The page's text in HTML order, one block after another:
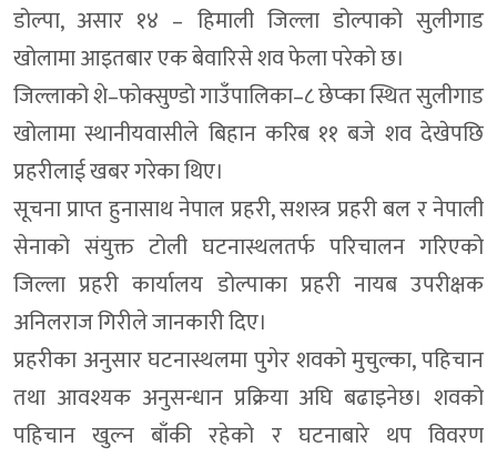
डोल्पा, असार १४ – हिमाली जिल्ला डोल्पाको सुलीगाड
खोलामा आइतबार एक बेवारिसे शव फेला परेको छ।
जिल्लाको शे–फोक्सुण्डो गाउँपालिका–८ छेप्का स्थित सुलीगाड
खोलामा स्थानीयवासीले बिहान करिब ११ बजे शव देखेपछि
प्रहरीलाई खबर गरेका थिए।
सूचना प्राप्त हुनासाथ नेपाल प्रहरी, सशस्त्र प्रहरी बल र नेपाली
सेनाको संयुक्त टोली घटनास्थलतर्फ परिचालन गरिएको
जिल्ला प्रहरी कार्यालय डोल्पाका प्रहरी नायब उपरीक्षक
अनिलराज गिरीले जानकारी दिए।
प्रहरीका अनुसार घटनास्थलमा पुगेर शवको मुचुल्का, पहिचान
तथा आवश्यक अनुसन्धान प्रक्रिया अघि बढाइनेछ। शवको
पहिचान खुल्न बाँकी रहेको र घटनाबारे थप विवरण